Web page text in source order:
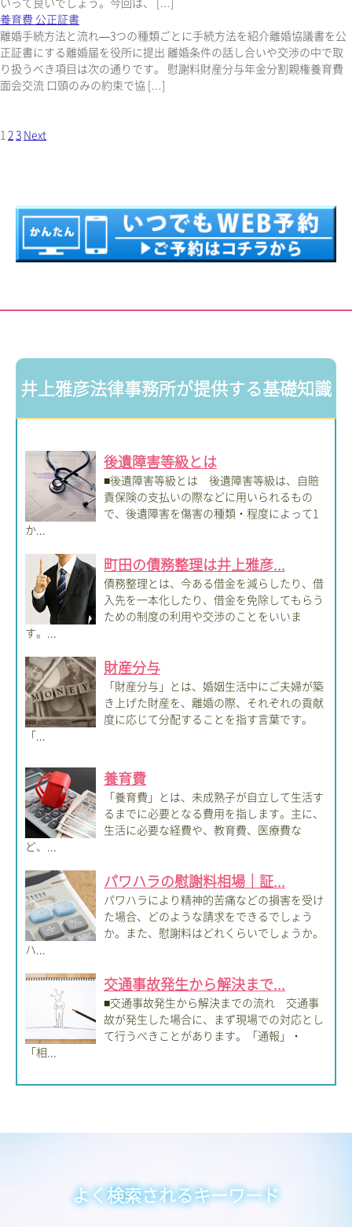
養育費 公正証書
離婚手続方法と流れ―3つの種類ごとに手続方法を紹介離婚協議書を公
正証書にする離婚届を役所に提出 離婚条件の話し合いや交渉の中で取
り扱うべき項目は次の通りです。 慰謝料財産分与年金分割親権養育費
面会交流 口頭のみの約束で協 […]
1 23 Next
井上雅彦法律事務所が提供する基礎知識
後遺障害等級とは
■後遺障害等級とは 後遺障害等級は、自賠
責保険の支払いの際などに用いられるもの
で、後遺障害を傷害の種類・程度によって1
か...
町田の債務整理は井上雅彦...
債務整理とは、今ある借金を減らしたり、借
入先を一本化したり、借金を免除してもらう
ための制度の利用や交渉のことをいいま
す。...
財産分与
「財産分与」とは、婚姻生活中にご夫婦が築
き上げた財産を、離婚の際、それぞれの貢献
度に応じて分配することを指す言葉です。
「...
養育費
「養育費」とは、未成熟子が自立して生活す
るまでに必要となる費用を指します。主に、
生活に必要な経費や、教育費、医療費な
ど、...
パワハラの慰謝料相場｜証...
パワハラにより精神的苦痛などの損害を受け
た場合、どのような請求をできるでしょう
か。また、慰謝料はどれくらいでしょうか。
ハ...
交通事故発生から解決まで...
■交通事故発生から解決までの流れ 交通事
故が発生した場合に、まず現場での対応とし
て行うべきことがあります。「通報」・
「相...
よく検索されるキーワード